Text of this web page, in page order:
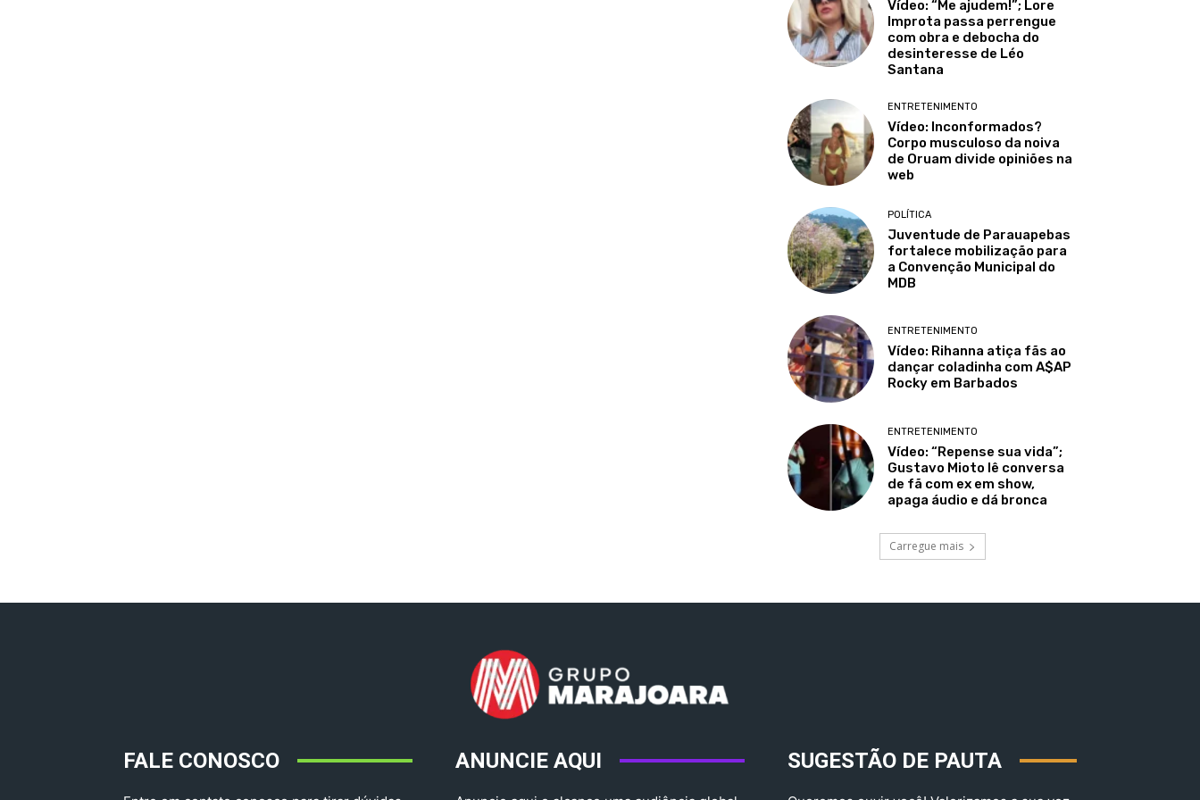
Vídeo: “Me ajudem!”; Lore
Improta passa perrengue
com obra e debocha do
desinteresse de Léo
Santana
ENTRETENIMENTO
Vídeo: Inconformados?
Corpo musculoso da noiva
de Oruam divide opiniões na
web
POLÍTICA
Juventude de Parauapebas
fortalece mobilização para
a Convenção Municipal do
MDB
ENTRETENIMENTO
Vídeo: Rihanna atiça fãs ao
dançar coladinha com A$AP
Rocky em Barbados
ENTRETENIMENTO
Vídeo: “Repense sua vida”;
Gustavo Mioto lê conversa
de fã com ex em show,
apaga áudio e dá bronca
Carregue mais
FALE CONOSCO ANUNCIE AQUI SUGESTÃO DE PAUTA